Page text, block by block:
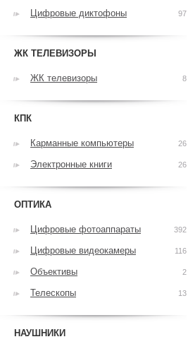
Цифровые диктофоны 97
ЖК ТЕЛЕВИЗОРЫ
ЖК телевизоры 8
КПК
Карманные компьютеры 26
Электронные книги 26
ОПТИКА
Цифровые фотоаппараты 392
Цифровые видеокамеры 116
Объективы 2
Телескопы 13
НАУШНИКИ